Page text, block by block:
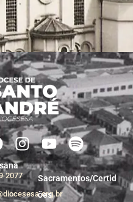
2077
Sacramentos/Certid
ões